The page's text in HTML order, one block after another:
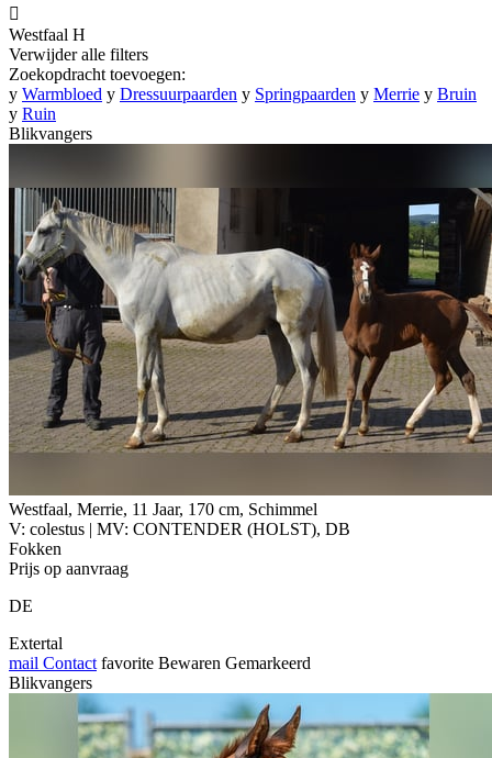

Westfaal H
Verwijder alle filters
Zoekopdracht toevoegen:
y Warmbloed y Dressuurpaarden y Springpaarden y Merrie y Bruin
y Ruin
Blikvangers
Westfaal, Merrie, 11 Jaar, 170 cm, Schimmel
V: colestus | MV: CONTENDER (HOLST), DB
Fokken
Prijs op aanvraag
DE
Extertal
mail Contact favorite Bewaren Gemarkeerd
Blikvangers